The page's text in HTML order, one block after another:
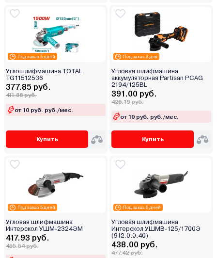
Под заказ 5 дней
Углошлифмашина TOTAL
TG11512536
377.85 руб.
411.86 руб.
от 10 руб. руб./мес.
Купить
Под заказ 3 дня
Угловая шлифмашина
аккумуляторная Partisan PCAG
2194/125BL
391.00 руб.
426.19 руб.
от 10 руб. руб./мес.
Купить
Под заказ 5 дней
Угловая шлифмашина
Интерскол УШМ-2324ЭМ
417.93 руб.
455.54 руб.
Под заказ 5 дней
Угловая шлифмашина
Интерскол УШМВ-125/1700Э
(912.0.0.40)
438.00 руб.
477.42 руб.